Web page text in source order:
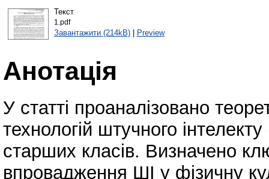
Текст
1.pdf
Завантажити (214kB)| Preview
Анотація
У статті проаналізовано
технологій штучного
старших класів. Визначено
впровадження ШІ у фізичну